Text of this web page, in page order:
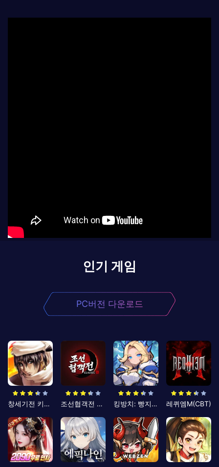
인기 게임
PC버전 다운로드
창세기전 키우기 조선협객전 클래식 킹방치: 빵지의 제왕 레퀴엠M(CBT)